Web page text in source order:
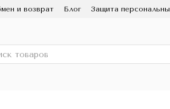
и возврат Блог
Защита